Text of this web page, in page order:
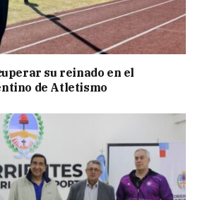
su reinado en el
de Atletismo